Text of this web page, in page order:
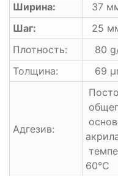
Ширина:
37
Шаг:
25
Плотность:
80
Толщина:
69
Адгезив:
60°C